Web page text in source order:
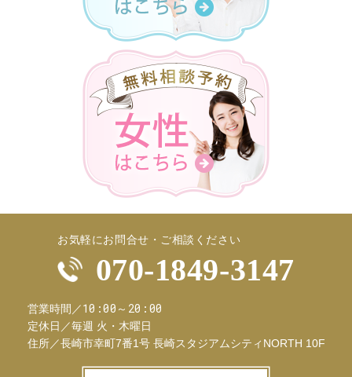
お気軽にお問合せ・ご相談ください
070-1849-3147
営業時間／10:00～20:00
定休日／毎週 火・木曜日
住所／長崎市幸町7番1号 長崎スタジアムシティNORTH 10F